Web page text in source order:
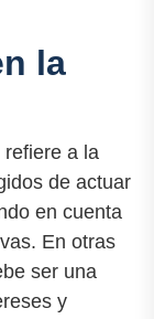
la
a la
de actuar
en cuenta
En otras
ser una
y